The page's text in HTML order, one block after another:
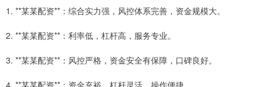
1. **某某配资**：综合实力强，风控体系完善，资金规模大。
2. **某某配资**：利率低，杠杆高，服务专业。
3. **某某配资**：风控严格，资金安全有保障，口碑良好。